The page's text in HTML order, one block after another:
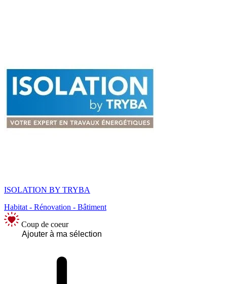
ISOLATION BY TRYBA
Habitat - Rénovation - Bâtiment
Coup de coeur
Ajouter à ma sélection